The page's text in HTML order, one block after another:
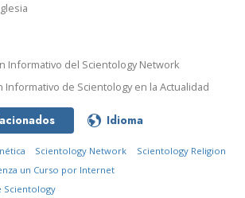
Informativo del Scientology Network
Informativo de Scientology en la Actualidad
Idioma
Scientology Network
Scientology Religion
un Curso por Internet
Scientology